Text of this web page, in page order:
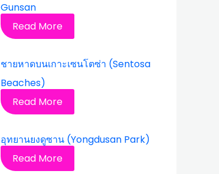
Gunsan
Read More
ชายหาดบนเกาะเซนโตซ่า (Sentosa
Beaches)
Read More
อุทยานยงดูซาน (Yongdusan Park)
Read More